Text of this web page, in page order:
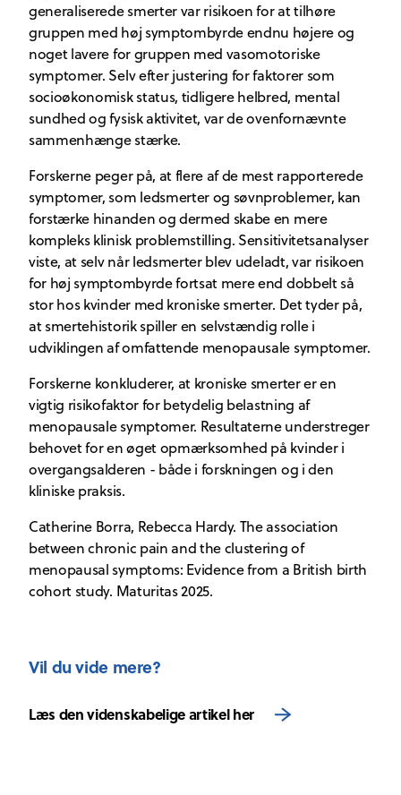
generaliserede smerter var risikoen for at tilhøre
gruppen med høj symptombyrde endnu højere og
noget lavere for gruppen med vasomotoriske
symptomer. Selv efter justering for faktorer som
socioøkonomisk status, tidligere helbred, mental
sundhed og fysisk aktivitet, var de ovenfornævnte
sammenhænge stærke.
Forskerne peger på, at flere af de mest rapporterede
symptomer, som ledsmerter og søvnproblemer, kan
forstærke hinanden og dermed skabe en mere
kompleks klinisk problemstilling. Sensitivitetsanalyser
viste, at selv når ledsmerter blev udeladt, var risikoen
for høj symptombyrde fortsat mere end dobbelt så
stor hos kvinder med kroniske smerter. Det tyder på,
at smertehistorik spiller en selvstændig rolle i
udviklingen af omfattende menopausale symptomer.
Forskerne konkluderer, at kroniske smerter er en
vigtig risikofaktor for betydelig belastning af
menopausale symptomer. Resultaterne understreger
behovet for en øget opmærksomhed på kvinder i
overgangsalderen - både i forskningen og i den
kliniske praksis.
Catherine Borra, Rebecca Hardy. The association
between chronic pain and the clustering of
menopausal symptoms: Evidence from a British birth
cohort study. Maturitas 2025.
Vil du vide mere?
Læs den videnskabelige artikel her